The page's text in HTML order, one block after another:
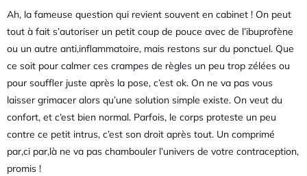
Ah, la fameuse question qui revient souvent en cabinet ! On peut
tout à fait s’autoriser un petit coup de pouce avec de l’ibuprofène
ou un autre anti,inflammatoire, mais restons sur du ponctuel. Que
ce soit pour calmer ces crampes de règles un peu trop zélées ou
pour souffler juste après la pose, c’est ok. On ne va pas vous
laisser grimacer alors qu’une solution simple existe. On veut du
confort, et c’est bien normal. Parfois, le corps proteste un peu
contre ce petit intrus, c’est son droit après tout. Un comprimé
par,ci par,là ne va pas chambouler l’univers de votre contraception,
promis !